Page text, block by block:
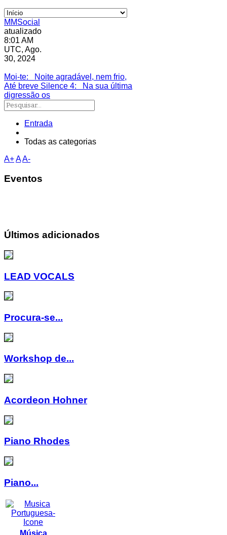
MMSocial
atualizado
8:01 AM
UTC, Ago.
30, 2024
Moi-te: Noite agradável, nem frio,
Até breve Silence 4: Na sua última
digressão os
Entrada
Todas as categorias
A+AA-
Eventos
Últimos adicionados
LEAD VOCALS
Procura-se...
Workshop de...
Acordeon Hohner
Piano Rhodes
Piano...
Música